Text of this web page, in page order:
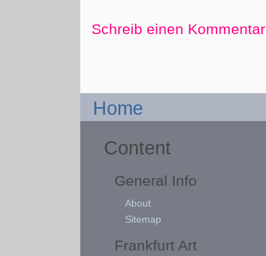
Schreib einen Kommentar
Home
Content
General Info
About
Sitemap
Frankfurt Art